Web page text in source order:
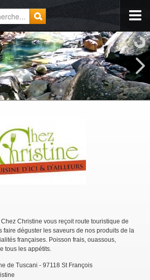
Christine vous reçoit route touristique de
faire déguster les saveurs de nos produits de la
françaises. Poisson frais, ouassous,
tous les appétits.
de Tuscani - 97118 St François